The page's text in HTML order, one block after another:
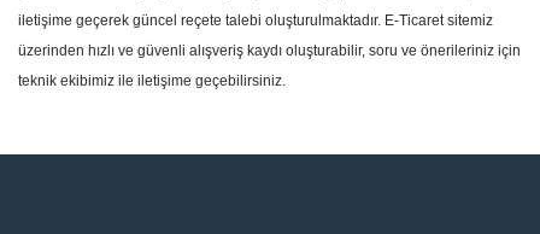
iletişime geçerek güncel reçete talebi oluşturulmaktadır. E-Ticaret sitemiz
üzerinden hızlı ve güvenli alışveriş kaydı oluşturabilir, soru ve önerileriniz için
teknik ekibimiz ile iletişime geçebilirsiniz.